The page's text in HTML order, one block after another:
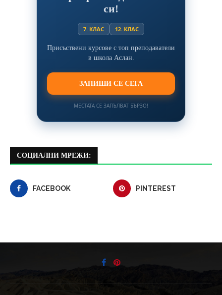
си!
7. КЛАС 12. КЛАС
Присъствени курсове с топ преподаватели
в школа Аслан.
ЗАПИШИ СЕ СЕГА
МЕСТАТА СЕ ЗАПЪЛВАТ БЪРЗО!
СОЦИАЛНИ МРЕЖИ:
FACEBOOK PINTEREST